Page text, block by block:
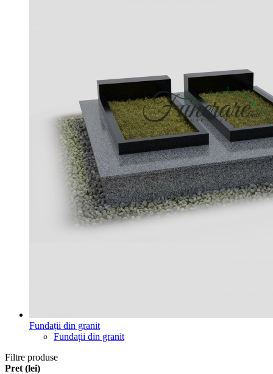
Fundații din granit
Fundații din granit
Filtre produse
Pret (lei)